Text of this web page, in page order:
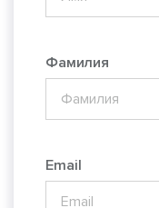
Фамилия
Email